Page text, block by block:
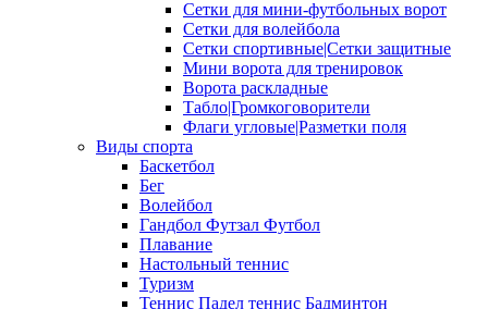
Сетки для мини-футбольных ворот
Сетки для волейбола
Сетки спортивные|Сетки защитные
Мини ворота для тренировок
Ворота раскладные
Табло|Громкоговорители
Флаги угловые|Разметки поля
Виды спорта
Баскетбол
Бег
Волейбол
Гандбол Футзал Футбол
Плавание
Настольный теннис
Туризм
Теннис Падел теннис Бадминтон